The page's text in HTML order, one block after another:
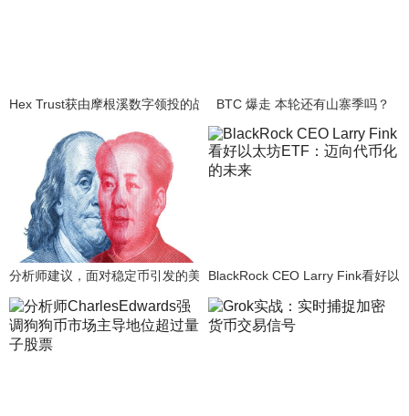
Hex Trust获由摩根溪数字领投的战略融资BTC 爆走 本轮还有山寨季吗？
分析师建议，面对稳定币引发的美元化趋势，中国应考虑引入人民币替
BlackRock CEO Larry Fink看好以